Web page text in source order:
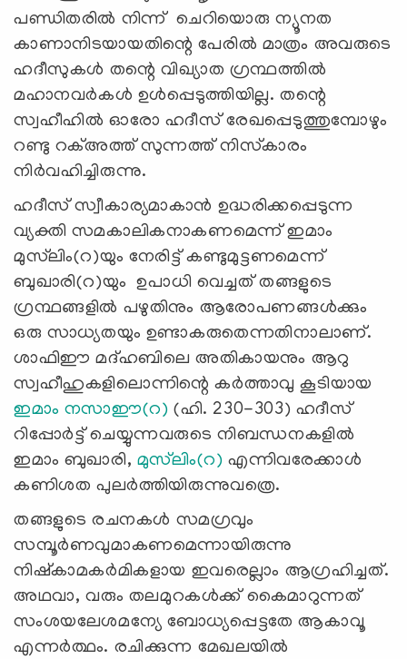
പണ്ഡിതരിൽ നിന്ന് ചെറിയൊരു ന്യൂനത
കാണാനിടയായതിന്റെ പേരിൽ മാത്രം അവരുടെ
ഹദീസുകൾ തന്റെ വിഖ്യാത ഗ്രന്ഥത്തിൽ
മഹാനവർകൾ ഉൾപ്പെടുത്തിയില്ല. തന്റെ
സ്വഹീഹിൽ ഓരോ ഹദീസ് രേഖപ്പെടുത്തുമ്പോഴും
റണ്ടു റക്അത്ത് സുന്നത്ത് നിസ്‌കാരം
നിർവഹിച്ചിരുന്നു.
ഹദീസ് സ്വീകാര്യമാകാൻ ഉദ്ധരിക്കപ്പെടുന്ന
വ്യക്തി സമകാലികനാകണമെന്ന് ഇമാം
മുസ്‌ലിം(റ)യും നേരിട്ട് കണ്ടുമുട്ടണമെന്ന്
ബുഖാരി(റ)യും ഉപാധി വെച്ചത് തങ്ങളുടെ
ഗ്രന്ഥങ്ങളിൽ പഴുതിനും ആരോപണങ്ങൾക്കും
ഒരു സാധ്യതയും ഉണ്ടാകരുതെന്നതിനാലാണ്.
ശാഫിഈ മദ്ഹബിലെ അതികായനും ആറു
സ്വഹീഹുകളിലൊന്നിന്റെ കർത്താവു കൂടിയായ
ഇമാം നസാഈ(റ) (ഹി. 230-303) ഹദീസ്
റിപ്പോർട്ട് ചെയ്യുന്നവരുടെ നിബന്ധനകളിൽ
ഇമാം ബുഖാരി, മുസ്‌ലിം(റ) എന്നിവരേക്കാൾ
കണിശത പുലർത്തിയിരുന്നുവത്രെ.
തങ്ങളുടെ രചനകൾ സമഗ്രവും
സമ്പൂർണവുമാകണമെന്നായിരുന്നു
നിഷ്‌കാമകർമികളായ ഇവരെല്ലാം ആഗ്രഹിച്ചത്.
അഥവാ, വരും തലമുറകള്‍ക്ക് കൈമാറുന്നത്
സംശയലേശമന്യേ ബോധ്യപ്പെട്ടതേ ആകാവൂ
എന്നര്‍ത്ഥം. രചിക്കുന്ന മേഖലയിൽ